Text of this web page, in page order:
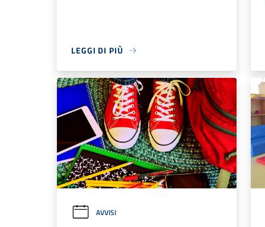
LEGGI DI PIÙ
AVVISI